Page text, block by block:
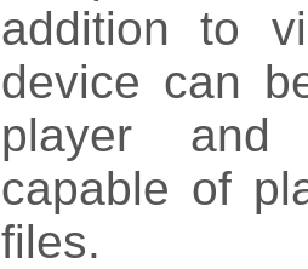
addition to
device can
player
capable of
files.